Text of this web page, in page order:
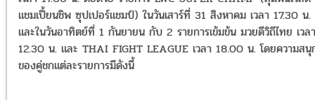
แชมเปี้ยนชิพ ซุปเปอร์แชมป์) ในวันเสาร์ที่ 31 สิงหาคม เวลา 17.30 น.
และในวันอาทิตย์ที่ 1 กันยายน กับ 2 รายการเข้มข้น มวยดีวิถีไทย เวลา
12.30 น. และ THAI FIGHT LEAGUE เวลา 18.00 น. โดยความสนุ
ของคู่ชกแต่ละรายการมีดังนี้